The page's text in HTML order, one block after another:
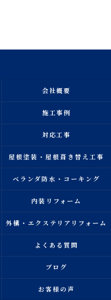
会社概要
施工事例
対応工事
屋根塗装・屋根葺き替え工事
ベランダ防水・コーキング
内装リフォーム
外構・エクステリアリフォーム
よくある質問
ブログ
お客様の声